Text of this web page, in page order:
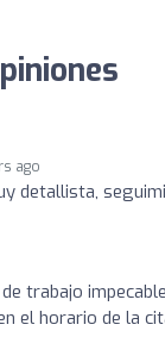
ago
detallista,
trabajo
el horario de la